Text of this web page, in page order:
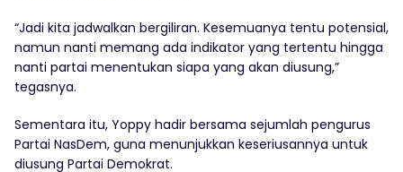
“Jadi kita jadwalkan bergiliran. Kesemuanya tentu potensial,
namun nanti memang ada indikator yang tertentu hingga
nanti partai menentukan siapa yang akan diusung,”
tegasnya.
Sementara itu, Yoppy hadir bersama sejumlah pengurus
Partai NasDem, guna menunjukkan keseriusannya untuk
diusung Partai Demokrat.